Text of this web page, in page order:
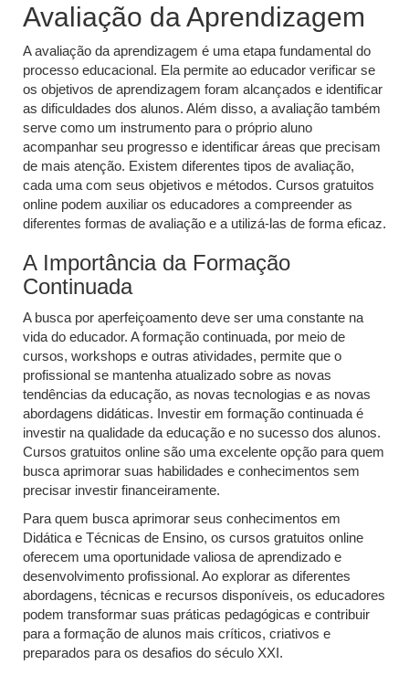
Avaliação da Aprendizagem
A avaliação da aprendizagem é uma etapa fundamental do
processo educacional. Ela permite ao educador verificar se
os objetivos de aprendizagem foram alcançados e identificar
as dificuldades dos alunos. Além disso, a avaliação também
serve como um instrumento para o próprio aluno
acompanhar seu progresso e identificar áreas que precisam
de mais atenção. Existem diferentes tipos de avaliação,
cada uma com seus objetivos e métodos. Cursos gratuitos
online podem auxiliar os educadores a compreender as
diferentes formas de avaliação e a utilizá-las de forma eficaz.
A Importância da Formação
Continuada
A busca por aperfeiçoamento deve ser uma constante na
vida do educador. A formação continuada, por meio de
cursos, workshops e outras atividades, permite que o
profissional se mantenha atualizado sobre as novas
tendências da educação, as novas tecnologias e as novas
abordagens didáticas. Investir em formação continuada é
investir na qualidade da educação e no sucesso dos alunos.
Cursos gratuitos online são uma excelente opção para quem
busca aprimorar suas habilidades e conhecimentos sem
precisar investir financeiramente.
Para quem busca aprimorar seus conhecimentos em
Didática e Técnicas de Ensino, os cursos gratuitos online
oferecem uma oportunidade valiosa de aprendizado e
desenvolvimento profissional. Ao explorar as diferentes
abordagens, técnicas e recursos disponíveis, os educadores
podem transformar suas práticas pedagógicas e contribuir
para a formação de alunos mais críticos, criativos e
preparados para os desafios do século XXI.